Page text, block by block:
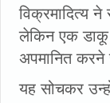
विक्रमादित्य
लेकिन एक
अपमानित करने
यह सोचकर